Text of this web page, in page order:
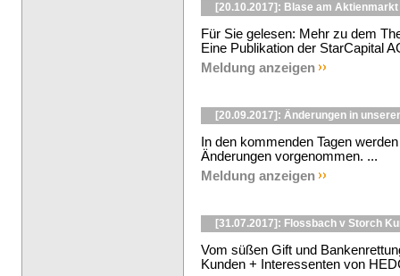
[20.10.2017]: Blase am
Für Sie gelesen: Mehr zu dem
Eine Publikation der StarCapital
Meldung anzeigen
[20.09.2017]: Änderungen in
In den kommenden Tagen
Änderungen vorgenommen. ...
Meldung anzeigen
[31.07.2017]: Flossbach v Storch
Vom süßen Gift und
Kunden + Interessenten von